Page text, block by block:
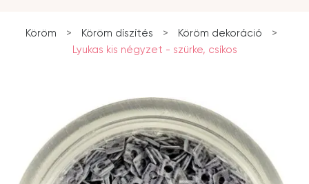
Köröm > Köröm díszítés > Köröm dekoráció
>
Lyukas kis négyzet - szürke, csíkos